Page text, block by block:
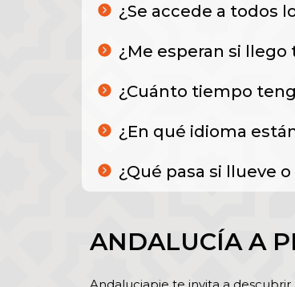
¿Se accede a todos
¿Me esperan si llego
¿Cuánto tiempo
¿En qué idioma
¿Qué pasa si llueve
ANDALUCÍA A
Andaluciapie te invita a descubrir